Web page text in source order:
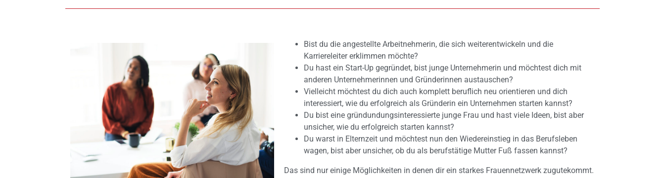
Bist du die angestellte Arbeitnehmerin, die sich weiterentwickeln und die
Karriereleiter erklimmen möchte?
Du hast ein Start-Up gegründet, bist junge Unternehmerin und möchtest dich mit
anderen Unternehmerinnen und Gründerinnen austauschen?
Vielleicht möchtest du dich auch komplett beruflich neu orientieren und dich
interessiert, wie du erfolgreich als Gründerin ein Unternehmen starten kannst?
Du bist eine gründundungsinteressierte junge Frau und hast viele Ideen, bist aber
unsicher, wie du erfolgreich starten kannst?
Du warst in Elternzeit und möchtest nun den Wiedereinstieg in das Berufsleben
wagen, bist aber unsicher, ob du als berufstätige Mutter Fuß fassen kannst?
Das sind nur einige Möglichkeiten in denen dir ein starkes Frauennetzwerk zugutekommt.